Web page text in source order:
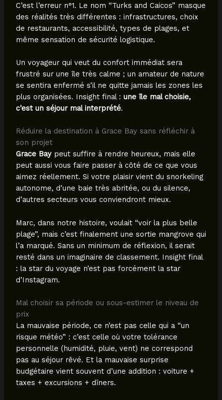
C’est l’erreur n°1. Le nom “Turks and Caicos” masque
des réalités très différentes : infrastructures, choix
de restaurants, accessibilité, types de plages, et
même sensation de sécurité logistique.
Un voyageur qui veut du confort immédiat sera
frustré sur une île très calme ; un amateur de nature
se sentira enfermé s’il ne quitte jamais les zones les
plus organisées. Insight final : une île mal choisie,
c’est un séjour mal interprété.
Réduire la destination à Grace Bay sans réfléchir à
son projet
Grace Baypeut suffire à rendre heureux, mais elle
peut aussi vous faire passer à côté de ce que vous
aimez réellement. Si votre plaisir vient du snorkeling
autonome, d’une baie très abritée, ou du silence,
d’autres secteurs vous conviendront mieux.
Marc, dans notre histoire, voulait “voir la plus belle
plage”, mais c’est finalement une sortie mangrove qui
l’a marqué. Sans un minimum de réflexion, il serait
resté dans un imaginaire de classement. Insight final
: la star du voyage n’est pas forcément la star
d’Instagram.
Mal choisir sa période ou sous-estimer le niveau de
prix
La mauvaise période, ce n’est pas celle qui a “un
risque météo” : c’est celle où votre tolérance
personnelle (humidité, pluie, vent) ne correspond
pas au séjour rêvé. Et la mauvaise surprise
budgétaire vient souvent d’une addition : voiture +
taxes + excursions + dîners.